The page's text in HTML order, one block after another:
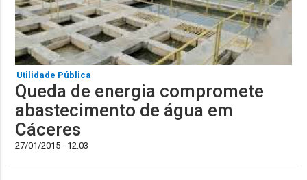
Utilidade Pública
Queda de energia compromete
abastecimento de água em
Cáceres
27/01/2015 - 12:03